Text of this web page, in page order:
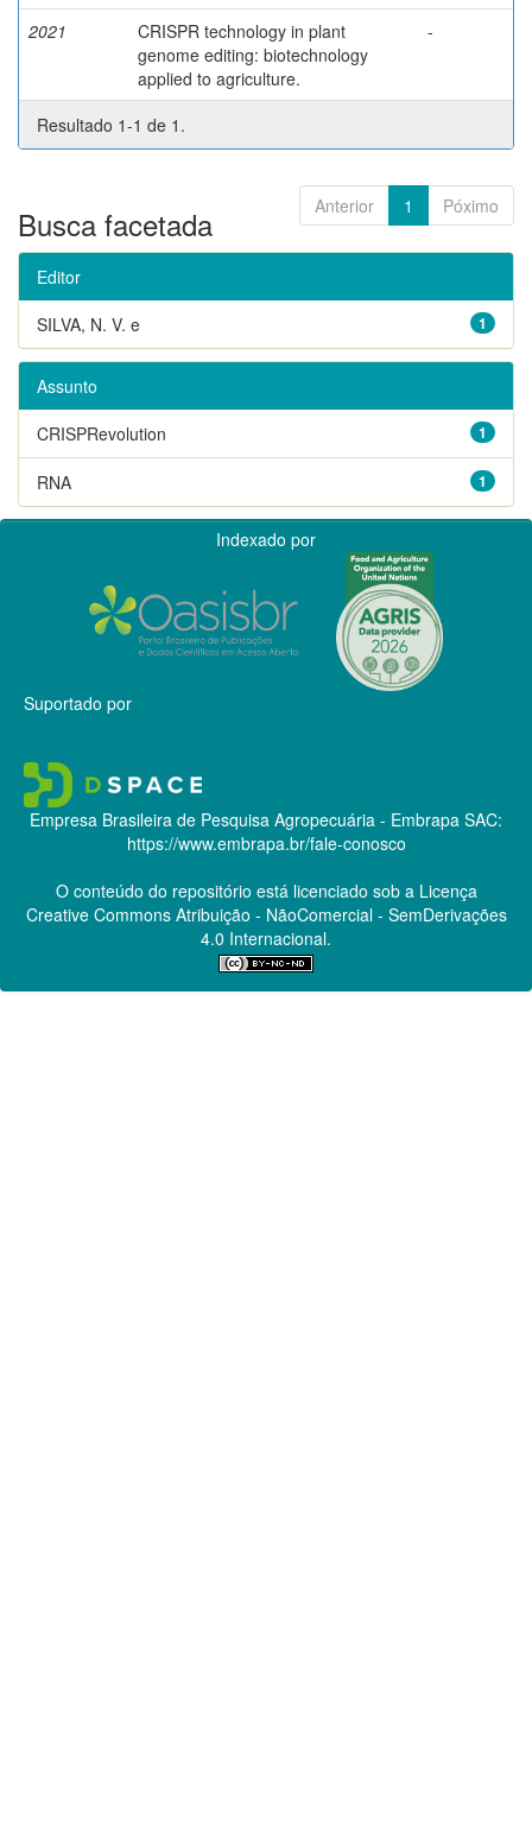
2021
CRISPR technology in plant
genome editing: biotechnology
applied to agriculture.
-
Resultado 1-1 de 1.
Anterior 1 Póximo
Busca facetada
Editor
1
SILVA, N. V. e
Assunto
1
CRISPRevolution
1
RNA
Indexado por
Suportado por
Empresa Brasileira de Pesquisa Agropecuária - Embrapa SAC:
https://www.embrapa.br/fale-conosco
O conteúdo do repositório está licenciado sob a Licença
Creative CommonsAtribuição - NãoComercial - SemDerivações
4.0 Internacional.